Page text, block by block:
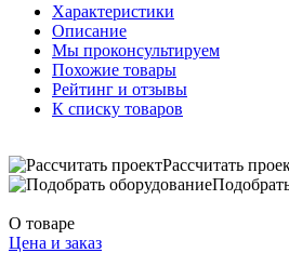
Характеристики
Описание
Мы проконсультируем
Похожие товары
Рейтинг и отзывы
К списку товаров
Рассчитать
О товаре
Цена и заказ